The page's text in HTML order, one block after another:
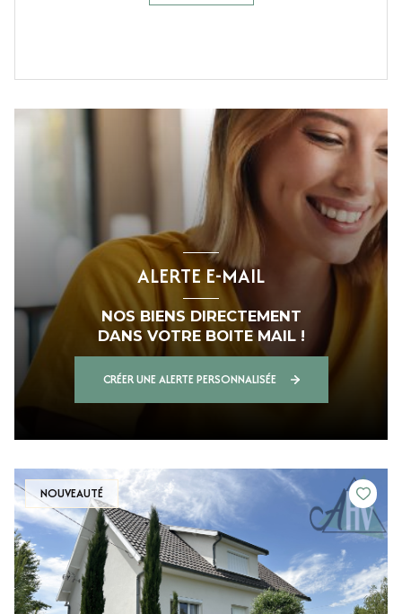
ALERTE E-MAIL
NOS BIENS DIRECTEMENT
DANS VOTRE BOITE MAIL !
CRÉER UNE ALERTE PERSONNALISÉE
NOUVEAUTÉ